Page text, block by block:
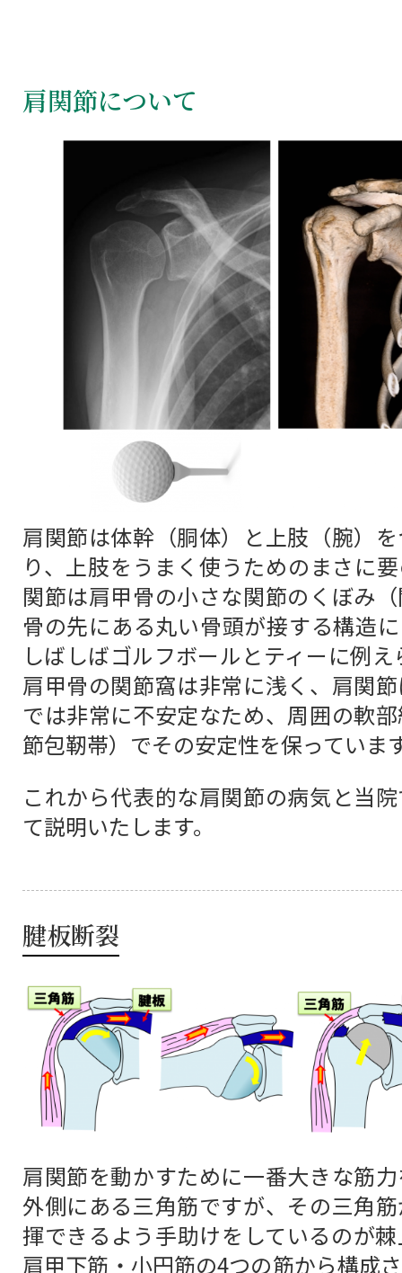
肩関節について
肩関節は体幹（胴体）と上肢（腕）
り、上肢をうまく使うためのまさに
関節は肩甲骨の小さな関節のくぼみ
骨の先にある丸い骨頭が接する構造
しばしばゴルフボールとティーに例
肩甲骨の関節窩は非常に浅く、肩関
では非常に不安定なため、周囲の軟
節包靭帯）でその安定性を保っていま
これから代表的な肩関節の病気と当
て説明いたします。
腱板断裂
肩関節を動かすために一番大きな筋
外側にある三角筋ですが、その三角
揮できるよう手助けをしているのが
肩甲下筋・小円筋の4つの筋から構成